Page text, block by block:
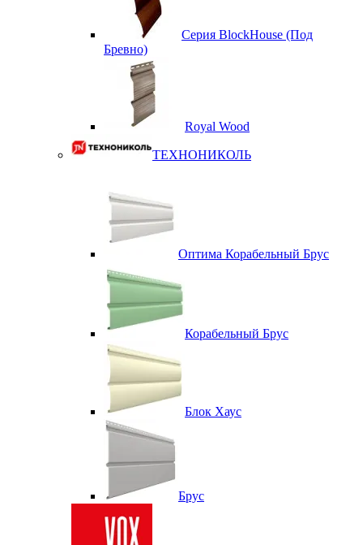
Серия BlockHouse (Под
Бревно)
Royal Wood
ТЕХНОНИКОЛЬ
Оптима Корабельный Брус
Корабельный Брус
Блок Хаус
Брус